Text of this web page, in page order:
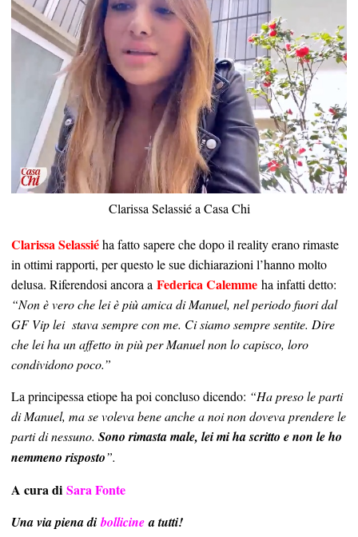
Clarissa Selassié a Casa Chi
Clarissa Selassiéha fatto sapere che dopo il reality erano rimaste
in ottimi rapporti, per questo le sue dichiarazioni l’hanno molto
delusa. Riferendosi ancora a Federica Calemme ha infatti detto:
“Non è vero che lei è più amica di Manuel, nel periodo fuori dal
GF Vip lei stava sempre con me. Ci siamo sempre sentite. Dire
che lei ha un affetto in più per Manuel non lo capisco, loro
condividono poco.”
La principessa etiope ha poi concluso dicendo: “Ha preso le parti
di Manuel, ma se voleva bene anche a noi non doveva prendere le
parti di nessuno. Sono rimasta male, lei mi ha scritto e non le ho
nemmeno risposto”.
A cura di Sara Fonte
Una via piena dibollicinea tutti!